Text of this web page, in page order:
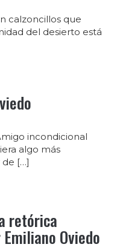
calzoncillos que
del desierto está
incondicional
algo más
de […]
retórica
Oviedo